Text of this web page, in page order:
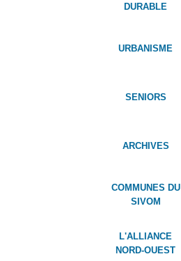
DURABLE
URBANISME
SENIORS
ARCHIVES
COMMUNES DU
SIVOM
L'ALLIANCE
NORD-OUEST